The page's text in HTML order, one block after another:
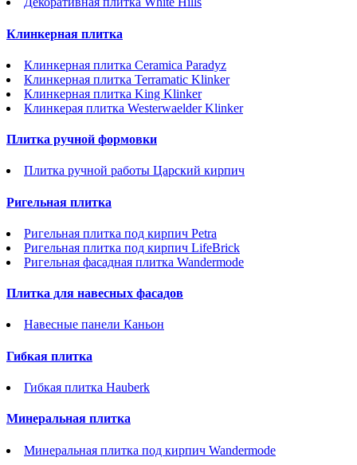
Клинкерная плитка
Клинкерная плитка Ceramica Paradyz
Клинкерная плитка Terramatic Klinker
Клинкерная плитка King Klinker
Клинкерая плитка Westerwaelder Klinker
Плитка ручной формовки
Плитка ручной работы Царский кирпич
Ригельная плитка
Ригельная плитка под кирпич Petra
Ригельная плитка под кирпич LifeBrick
Ригельная фасадная плитка Wandermode
Плитка для навесных фасадов
Навесные панели Каньон
Гибкая плитка
Гибкая плитка Hauberk
Минеральная плитка
Минеральная плитка под кирпич Wandermode